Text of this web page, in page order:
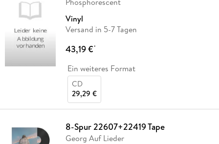
Vinyl
Versand in 5-7 Tagen
43,19 €*
Ein weiteres Format
CD
29,29 €
8-Spur 22607+22419 Tape
Georg Auf Lieder